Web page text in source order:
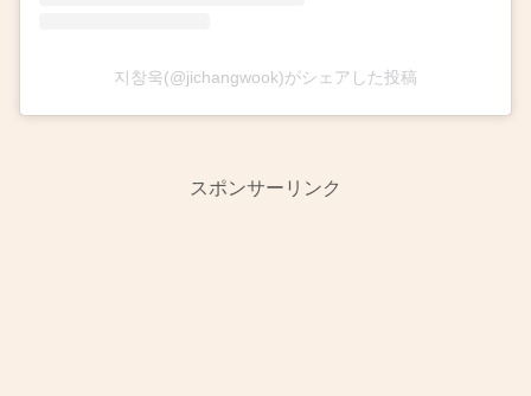
지창욱(@jichangwook)がシェアした投稿
スポンサーリンク